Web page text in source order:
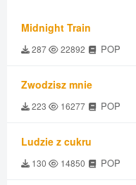
Midnight Train
287 22892 POP
Zwodzisz mnie
223 16277 POP
Ludzie z cukru
130 14850 POP